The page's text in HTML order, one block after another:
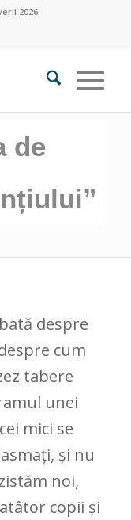
2026
de
despre
cum
tabere
unei
mici se
și nu
noi,
copii și